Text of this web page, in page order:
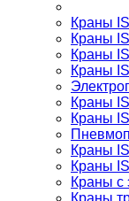
Краны
Краны
Краны
Краны
Краны
Краны
Краны
Краны
Краны с
Краны